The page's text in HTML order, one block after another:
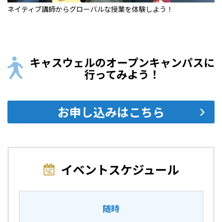
ネイティブ講師からグローバルな授業を体験しよう！
キャスウェルのオープンキャンパスに
行ってみよう！
お申し込みはこちら
イベントスケジュール
随時